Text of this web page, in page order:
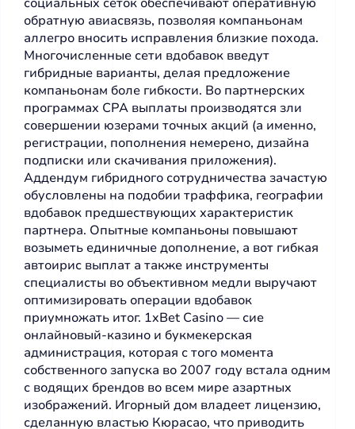
обратную авиасвязь, позволяя компаньонам
аллегро вносить исправления близкие похода.
Многочисленные сети вдобавок введут
гибридные варианты, делая предложение
компаньонам боле гибкости. Во партнерских
программах CPA выплаты производятся зли
совершении юзерами точных акций (а именно,
регистрации, пополнения немерено, дизайна
подписки или скачивания приложения).
Аддендум гибридного сотрудничества зачастую
обусловлены на подобии траффика, географии
вдобавок предшествующих характеристик
партнера. Опытные компаньоны повышают
возыметь единичные дополнение, а вот гибкая
автоирис выплат а также инструменты
специалисты во объективном медли выручают
оптимизировать операции вдобавок
приумножать итог. 1xBet Casino — сие
онлайновый-казино и букмекерская
администрация, которая с того момента
собственного запуска во 2007 году встала одним
с водящих брендов во всем мире азартных
изображений. Игорный дом владеет лицензию,
сделанную властью Кюрасао, что приводить